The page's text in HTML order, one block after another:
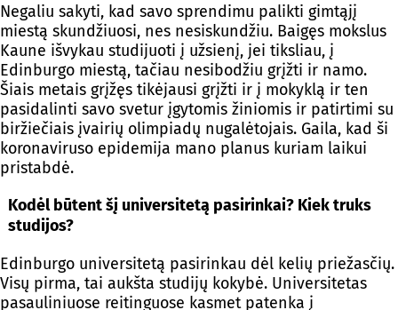
Negaliu sakyti, kad savo sprendimu palikti gimtąjį
miestą skundžiuosi, nes nesiskundžiu. Baigęs mokslus
Kaune išvykau studijuoti į užsienį, jei tiksliau, į
Edinburgo miestą, tačiau nesibodžiu grįžti ir namo.
Šiais metais grįžęs tikėjausi grįžti ir į mokyklą ir ten
pasidalinti savo svetur įgytomis žiniomis ir patirtimi su
biržiečiais įvairių olimpiadų nugalėtojais. Gaila, kad ši
koronaviruso epidemija mano planus kuriam laikui
pristabdė.
Kodėl būtent šį universitetą pasirinkai? Kiek truks
studijos?
Edinburgo universitetą pasirinkau dėl kelių priežasčių.
Visų pirma, tai aukšta studijų kokybė. Universitetas
pasauliniuose reitinguose kasmet patenka į